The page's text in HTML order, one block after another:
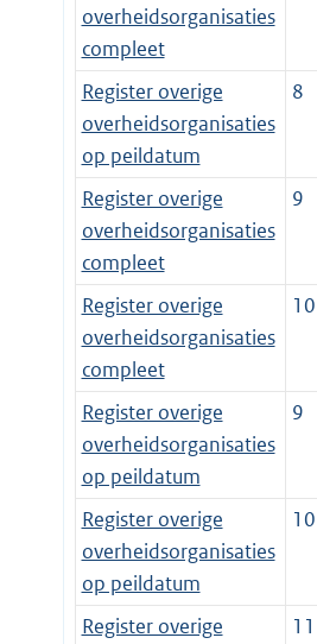
overheidsorganisaties
compleet
Register overige
overheidsorganisaties
op peildatum
8
Register overige
overheidsorganisaties
compleet
9
Register overige
overheidsorganisaties
compleet
10
Register overige
overheidsorganisaties
op peildatum
9
Register overige
overheidsorganisaties
op peildatum
10
Register overige
11